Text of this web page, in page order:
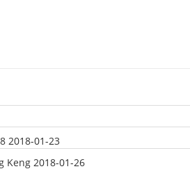
2018-01-23
Keng 2018-01-26